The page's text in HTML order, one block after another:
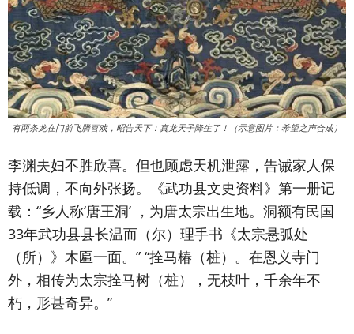
有两条龙在门前飞腾喜戏，昭告天下：真龙天子降生了！（示意图片：希望之声合成）
李渊夫妇不胜欣喜。但也顾虑天机泄露，告诫家人保
持低调，不向外张扬。《武功县文史资料》第一册记
载：“乡人称‘唐王洞’ ，为唐太宗出生地。洞额有民国
33年武功县县长温而（尔）理手书《太宗悬弧处
（所）》木匾一面。” “拴马椿（桩）。在恩义寺门
外，相传为太宗拴马树（桩），无枝叶，千余年不
朽，形甚奇异。”